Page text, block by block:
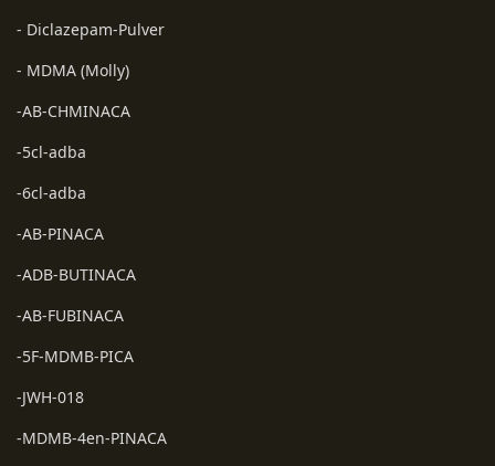
- Diclazepam-Pulver
- MDMA (Molly)
-AB-CHMINACA
-5cl-adba
-6cl-adba
-AB-PINACA
-ADB-BUTINACA
-AB-FUBINACA
-5F-MDMB-PICA
-JWH-018
-MDMB-4en-PINACA